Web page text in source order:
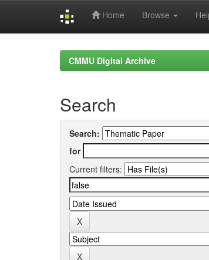
Home Browse
CMMU Digital Archive
Search
Search:
for
Current filters: